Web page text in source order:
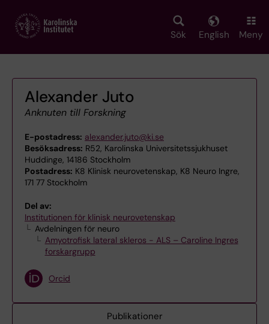
main
Sök English Meny
Alexander Juto
Anknuten till Forskning
E-postadress: alexander.juto@ki.se
Besöksadress: R52, Karolinska Universitetssjukhuset
Huddinge, 14186 Stockholm
Postadress: K8 Klinisk neurovetenskap, K8 Neuro Ingre,
171 77 Stockholm
Del av:
Institutionen för klinisk neurovetenskap
Avdelningen för neuro
Amyotrofisk lateral skleros - ALS – Caroline Ingres
forskargrupp
Orcid
Publikationer